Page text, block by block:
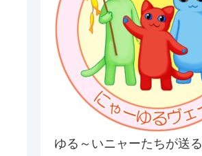
ゆる～いニャーたちが送る